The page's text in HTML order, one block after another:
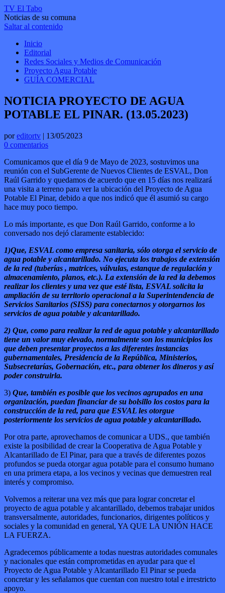
TV El Tabo
Noticias de su comuna
Saltar al contenido
Inicio
Editorial
Redes Sociales y Medios de Comunicación
Proyecto Agua Potable
GUÍA COMERCIAL
NOTICIA PROYECTO DE AGUA
POTABLE EL PINAR. (13.05.2023)
poreditortv | 13/05/2023
0 comentarios
Comunicamos que el día 9 de Mayo de 2023, sostuvimos una
reunión con el SubGerente de Nuevos Clientes de ESVAL, Don
Raúl Garrido y quedamos de acuerdo que en 15 días nos realizará
una visita a terreno para ver la ubicación del Proyecto de Agua
Potable El Pinar, debido a que nos indicó que él asumió su cargo
hace muy poco tiempo.
Lo más importante, es que Don Raúl Garrido, conforme a lo
conversado nos dejó claramente establecido:
1)Que, ESVAL como empresa sanitaria, sólo otorga el servicio de
agua potable y alcantarillado. No ejecuta los trabajos de extensión
de la red (tuberías , matrices, válvulas, estanque de regulación y
almacenamiento, planos, etc.). La extensión de la red la debemos
realizar los clientes y una vez que esté lista, ESVAL solicita la
ampliación de su territorio operacional a la Superintendencia de
Servicios Sanitarios (SISS) para conectarnos y otorgarnos los
servicios de agua potable y alcantarillado.
2) Que, como para realizar la red de agua potable y alcantarillado
tiene un valor muy elevado, normalmente son los municipios los
que deben presentar proyectos a las diferentes instancias
gubernamentales, Presidencia de la República, Ministerios,
Subsecretarías, Gobernación, etc., para obtener los dineros y así
poder construirla.
3) Que, también es posible que los vecinos agrupados en una
organización, puedan financiar de su bolsillo los costos para la
construcción de la red, para que ESVAL les otorgue
posteriormente los servicios de agua potable y alcantarillado.
Por otra parte, aprovechamos de comunicar a UDS., que también
existe la posibilidad de crear la Cooperativa de Agua Potable y
Alcantarillado de El Pinar, para que a través de diferentes pozos
profundos se pueda otorgar agua potable para el consumo humano
en una primera etapa, a los vecinos y vecinas que demuestren real
interés y compromiso.
Volvemos a reiterar una vez más que para lograr concretar el
proyecto de agua potable y alcantarillado, debemos trabajar unidos
transversalmente, autoridades, funcionarios, dirigentes políticos y
sociales y la comunidad en general, YA QUE LA UNIÓN HACE
LA FUERZA.
Agradecemos públicamente a todas nuestras autoridades comunales
y nacionales que están comprometidas en ayudar para que el
Proyecto de Agua Potable y Alcantarillado El Pinar se pueda
concretar y les señalamos que cuentan con nuestro total e irrestricto
apoyo.